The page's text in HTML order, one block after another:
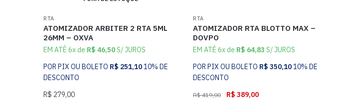
RTA
ATOMIZADOR ARBITER 2 RTA 5ML
26MM – OXVA
EM ATÉ 6x de R$ 46,50S/ JUROS
POR PIX OU BOLETO R$ 251,1010% DE
DESCONTO
R$ 279,00
RTA
ATOMIZADOR RTA BLOTTO MAX –
DOVPO
EM ATÉ 6x de R$ 64,83 S/ JUROS
POR PIX OU BOLETO R$ 350,1010% DE
DESCONTO
R$419,00 R$ 389,00